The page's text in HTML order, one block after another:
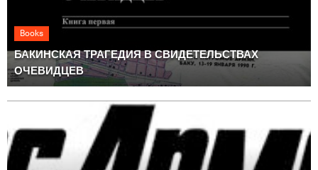
Books
БАКИНСКАЯ ТРАГЕДИЯ В СВИДЕТЕЛЬСТВАХ
ОЧЕВИДЦЕВ